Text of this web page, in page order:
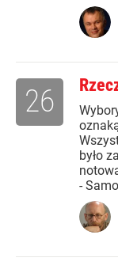
było
-
26